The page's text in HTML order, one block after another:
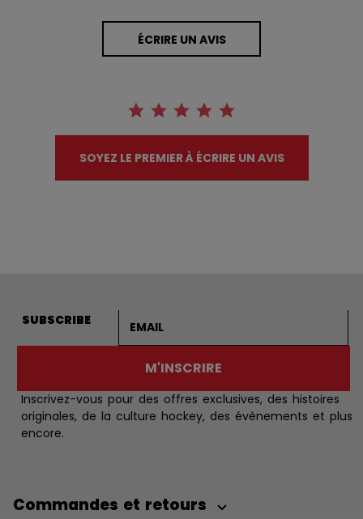
ÉCRIRE UN AVIS
SOYEZ LE PREMIER À ÉCRIRE UN AVIS
SUBSCRIBE
M'INSCRIRE
Inscrivez-vous pour des offres exclusives, des histoires
originales, de la culture hockey, des évènements et plus
encore.
Commandes et retours